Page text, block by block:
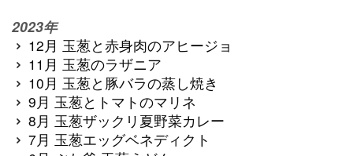
2023年
12月 玉葱と赤身肉のアヒージョ
11月 玉葱のラザニア
10月 玉葱と豚バラの蒸し焼き
9月 玉葱とトマトのマリネ
8月 玉葱ザックリ夏野菜カレー
7月 玉葱エッグベネディクト